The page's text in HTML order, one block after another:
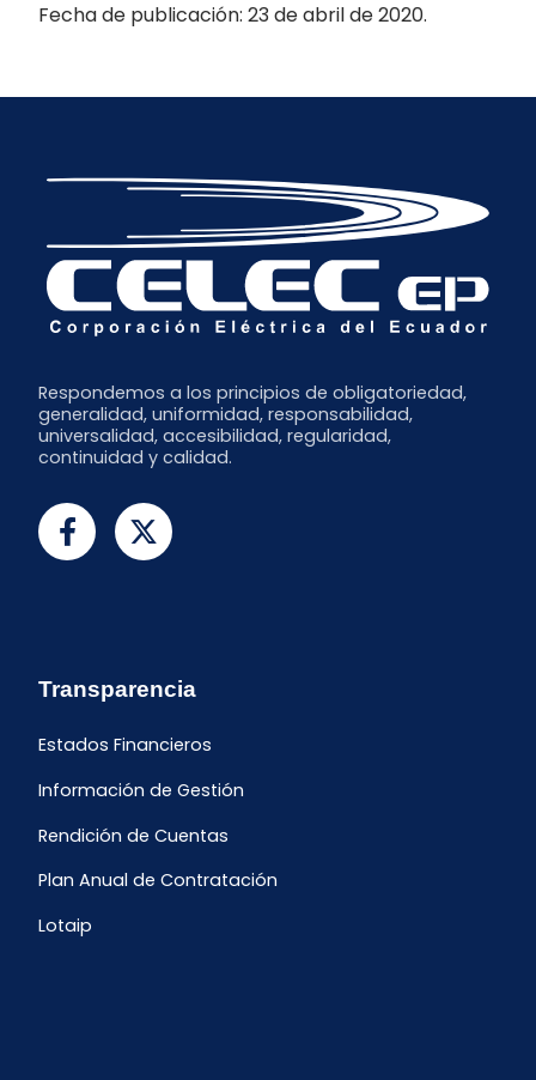
Fecha de publicación: 23 de abril de 2020.
Respondemos a los principios de obligatoriedad,
generalidad, uniformidad, responsabilidad,
universalidad, accesibilidad, regularidad,
continuidad y calidad.
Transparencia
Estados Financieros
Información de Gestión
Rendición de Cuentas
Plan Anual de Contratación
Lotaip